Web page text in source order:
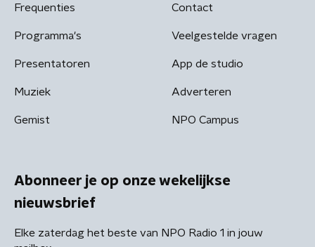
Frequenties
Programma's
Presentatoren
Muziek
Gemist
Contact
Veelgestelde vragen
App de studio
Adverteren
NPO Campus
Abonneer je op onze wekelijkse
nieuwsbrief
Elke zaterdag het beste van NPO Radio 1 in jouw